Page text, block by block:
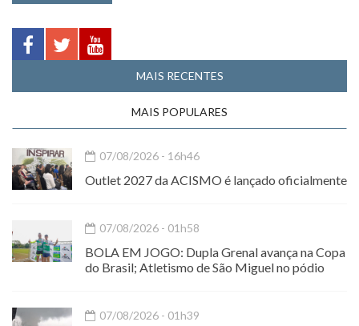
MAIS RECENTES
MAIS POPULARES
07/08/2026 - 16h46
Outlet 2027 da ACISMO é lançado oficialmente
07/08/2026 - 01h58
BOLA EM JOGO: Dupla Grenal avança na Copa
do Brasil; Atletismo de São Miguel no pódio
07/08/2026 - 01h39